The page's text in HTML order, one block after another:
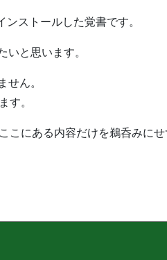
ストールした覚書です。
と思います。
ん。
す。
こにある内容だけを鵜呑みに